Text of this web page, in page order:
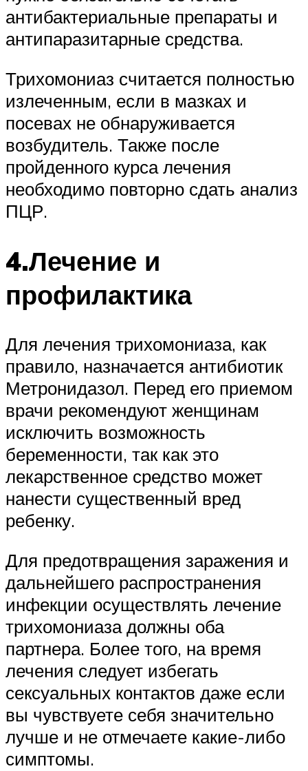
антибактериальные препараты и
антипаразитарные средства.
Трихомониаз считается полностью
излеченным, если в мазках и
посевах не обнаруживается
возбудитель. Также после
пройденного курса лечения
необходимо повторно сдать анализ
ПЦР.
4.Лечение и
профилактика
Для лечения трихомониаза, как
правило, назначается антибиотик
Метронидазол. Перед его приемом
врачи рекомендуют женщинам
исключить возможность
беременности, так как это
лекарственное средство может
нанести существенный вред
ребенку.
Для предотвращения заражения и
дальнейшего распространения
инфекции осуществлять лечение
трихомониаза должны оба
партнера. Более того, на время
лечения следует избегать
сексуальных контактов даже если
вы чувствуете себя значительно
лучше и не отмечаете какие-либо
симптомы.